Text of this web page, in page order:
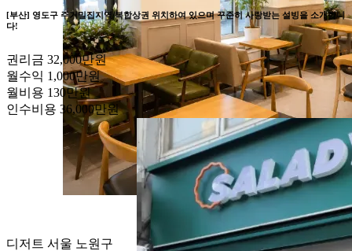
[부산] 영도구 주거밀집지역/복합상권 위치하여 있으며 꾸준히 사랑받는 설빙을 소개합니
다!
권리금 32,000만원
월수익 1,000만원
월비용 130만원
인수비용 36,000만원
디저트 서울 노원구